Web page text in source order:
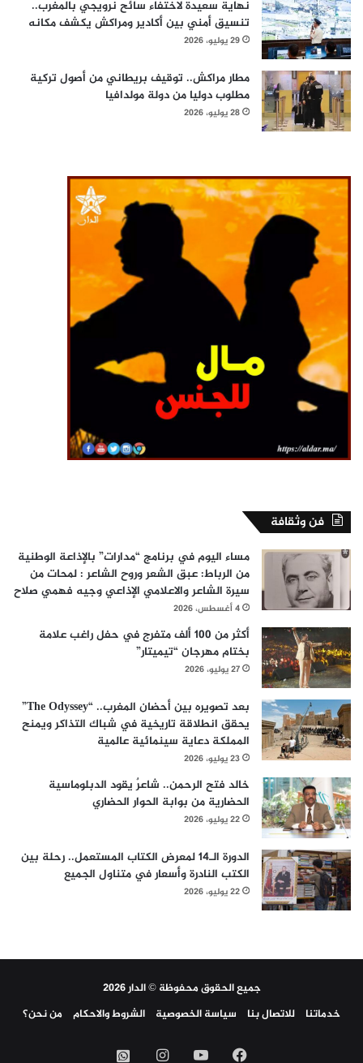
نهاية سعيدة لاختفاء سائح نرويجي بالمغرب..
تنسيق أمني بين أكادير ومراكش يكشف مكانه
29 يوليو، 2026
مطار مراكش.. توقيف بريطاني من أصول تركية
مطلوب دوليا من دولة مولدافيا
28 يوليو، 2026
فن وثقافة
مساء اليوم في برنامج “مدارات” بالإذاعة الوطنية
من الرباط: عبق الشعر وروح الشاعر : لمحات من
سيرة الشاعر والاعلامي الإذاعي وجيه فهمي صلاح
4 أغسطس، 2026
أكثر من 100 ألف متفرج في حفل راغب علامة
بختام مهرجان “تيميتار”
27 يوليو، 2026
بعد تصويره بين أحضان المغرب.. “The Odyssey”
يحقق انطلاقة تاريخية في شباك التذاكر ويمنح
المملكة دعاية سينمائية عالمية
23 يوليو، 2026
خالد فتح الرحمن.. شاعرٌ يقود الدبلوماسية
الحضارية من بوابة الحوار الحضاري
22 يوليو، 2026
الدورة الـ14 لمعرض الكتاب المستعمل.. رحلة بين
الكتب النادرة وأسعار في متناول الجميع
22 يوليو، 2026
جميع الحقوق محفوظة © الدار 2026
خدماتنا
للاتصال بنا سياسة الخصوصية الشروط والاحكام من نحن؟
فيسبوك‫YouTubeانستقرامواتساب